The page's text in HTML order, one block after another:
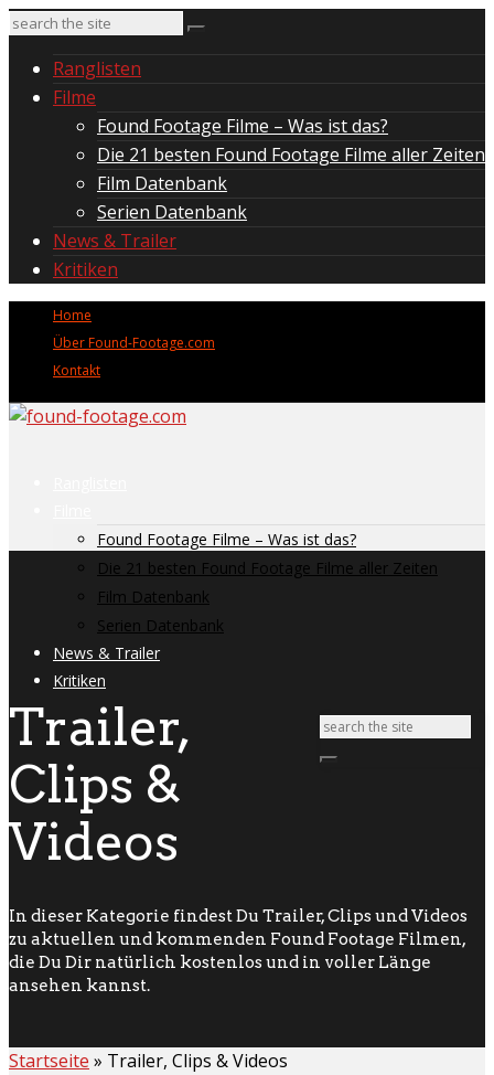
Ranglisten
Filme
Found Footage Filme – Was ist das?
Die 21 besten Found Footage Filme aller Zeiten
Film Datenbank
Serien Datenbank
News & Trailer
Kritiken
Home
Über Found-Footage.com
Kontakt
Found Footage Filme – Was ist das?
Die 21 besten Found Footage Filme aller Zeiten
Film Datenbank
Serien Datenbank
News & Trailer
Kritiken
Trailer,
Clips &
Videos
In dieser Kategorie findest Du Trailer, Clips und Videos
zu aktuellen und kommenden Found Footage Filmen,
die Du Dir natürlich kostenlos und in voller Länge
ansehen kannst.
Startseite » Trailer, Clips & Videos